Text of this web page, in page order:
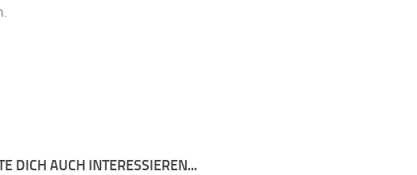
DICH AUCH INTERESSIEREN...